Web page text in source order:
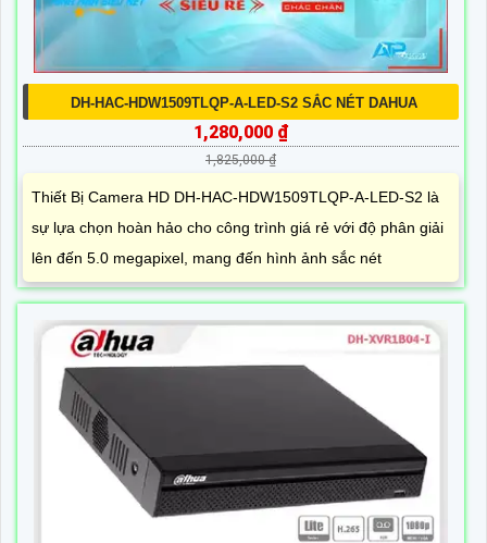
DH-HAC-HDW1509TLQP-A-LED-S2 SẮC NÉT DAHUA
1,280,000 ₫
1,825,000 ₫
Thiết Bị Camera HD DH-HAC-HDW1509TLQP-A-LED-S2 là
sự lựa chọn hoàn hảo cho công trình giá rẻ với độ phân giải
lên đến 5.0 megapixel, mang đến hình ảnh sắc nét